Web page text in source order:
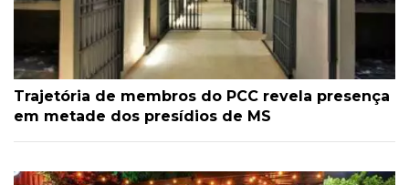
Trajetória de membros do PCC revela presença
em metade dos presídios de MS